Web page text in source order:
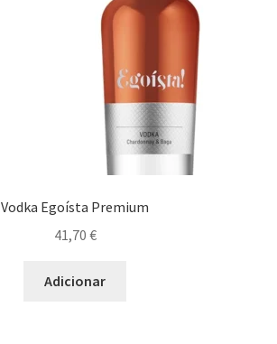
Vodka Egoísta Premium
41,70 €
Adicionar